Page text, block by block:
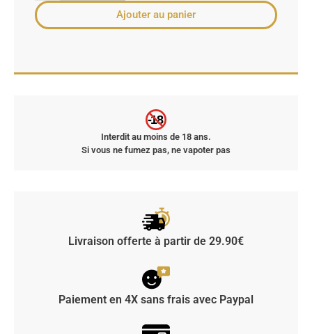
Ajouter au panier
-18
Interdit au moins de 18 ans.
Si vous ne fumez pas, ne vapoter pas
Livraison offerte à partir de 29.90€
Paiement en 4X sans frais avec Paypal